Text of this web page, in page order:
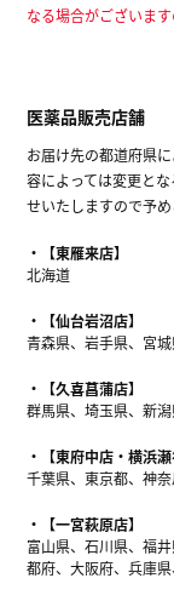
なる場合がございます
医薬品販売店舗
お届け先の都道府県
容によっては変更と
せいたしますので予め
【東雁来店】
北海道
【仙台岩沼店】
青森県、岩手県、宮
【久喜菖蒲店】
群馬県、埼玉県、新
【東府中店・横浜瀬
千葉県、東京都、神
【一宮萩原店】
富山県、石川県、福
都府、大阪府、兵庫